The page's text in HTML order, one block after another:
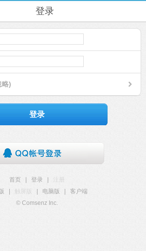
登录
略)
登录
首页 登录
注册
触屏版 电脑版
客户端
© Comsenz Inc.